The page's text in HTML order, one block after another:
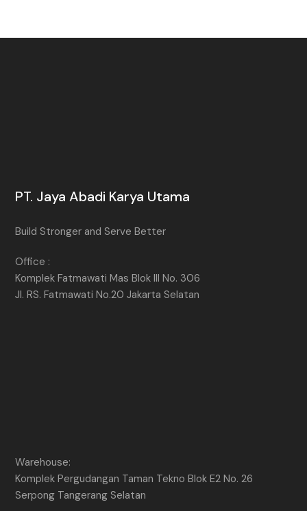
PT. Jaya Abadi Karya Utama
Build Stronger and Serve Better
Office :
Komplek Fatmawati Mas Blok III No. 306
Jl. RS. Fatmawati No.20 Jakarta Selatan
Warehouse:
Komplek Pergudangan Taman Tekno Blok E2 No. 26
Serpong Tangerang Selatan